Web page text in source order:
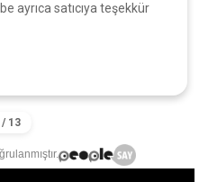
ayrıca satıcıya teşekkür